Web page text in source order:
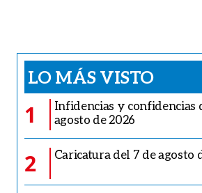
LO MÁS VISTO
1
Infidencias y confidencias
agosto de 2026
2 Caricatura del 7 de agosto